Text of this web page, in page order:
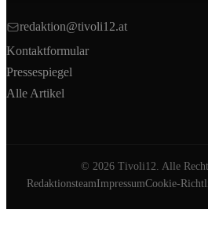
redaktion@tivoli12.at
Kontaktformular
Pressespiegel
Alle Artikel
© 2026Tivoli12. Alle
RedaktionsteamImpressumCookie-